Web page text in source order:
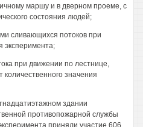
маршу и в дверном проеме, с
состояния людей;
сливающихся потоков при
эксперимента;
при движении по лестнице,
значения
здании
противопожарной службы
приняли участие 606